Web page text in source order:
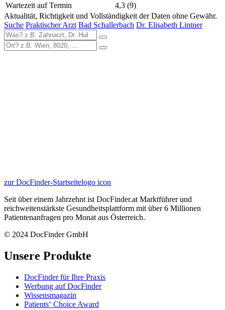
Wartezeit auf Termin
4,3 (9)
Aktualität, Richtigkeit und Vollständigkeit der Daten ohne Gewähr.
Suche Praktischer Arzt Bad Schallerbach Dr. Elisabeth Lintner
zur DocFinder-Startseitelogo icon
Seit über einem Jahrzehnt ist DocFinder.at Marktführer und
reichweitenstärkste Gesundheitsplattform mit über 6 Millionen
Patientenanfragen pro Monat aus Österreich.
© 2024 DocFinder GmbH
Unsere Produkte
DocFinder für Ihre Praxis
Werbung auf DocFinder
Wissensmagazin
Patients‘ Choice Award